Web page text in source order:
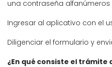
una contraseña
Ingresar al aplicativo con el
Diligenciar el formulario y
¿En qué consiste el trámite